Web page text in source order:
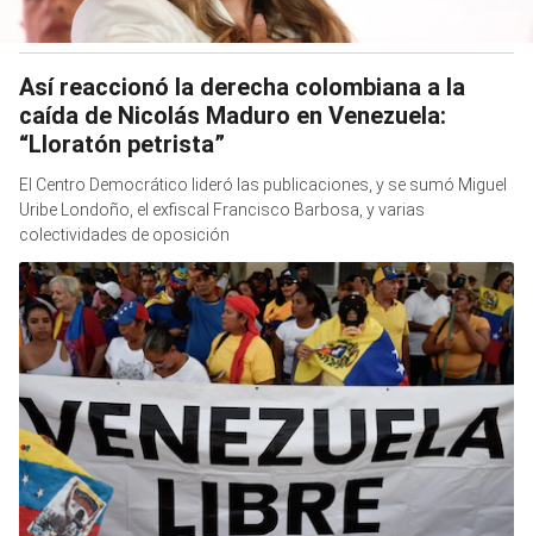
Así reaccionó la derecha colombiana a la
caída de Nicolás Maduro en Venezuela:
“Lloratón petrista”
El Centro Democrático lideró las publicaciones, y se sumó Miguel
Uribe Londoño, el exfiscal Francisco Barbosa, y varias
colectividades de oposición